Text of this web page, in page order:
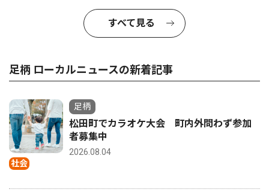
すべて見る
足柄 ローカルニュースの新着記事
社会
足柄
松田町でカラオケ大会 町内外問わず参加
者募集中
2026.08.04